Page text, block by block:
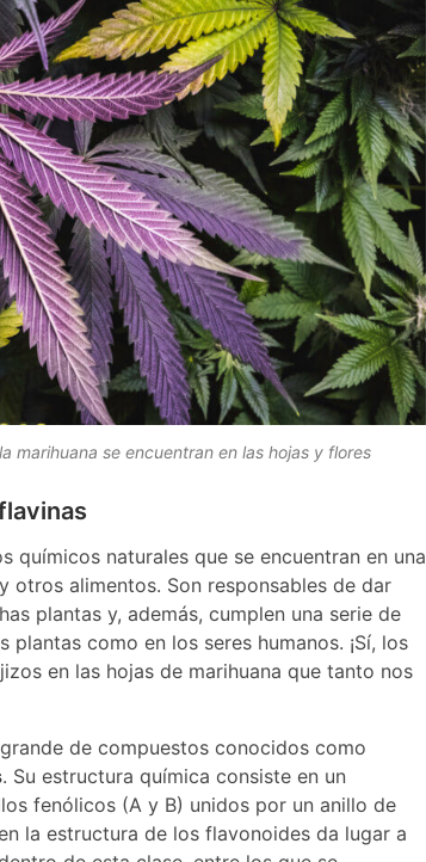
marihuana se encuentran en las hojas y flores
químicos naturales que se encuentran en una
otros alimentos. Son responsables de dar
plantas y, además, cumplen una serie de
como en los seres humanos. ¡Sí, los
en las hojas de marihuana que tanto nos
de compuestos conocidos como
. Su estructura química consiste en un
fenólicos (A y B) unidos por un anillo de
la estructura de los flavonoides da lugar a